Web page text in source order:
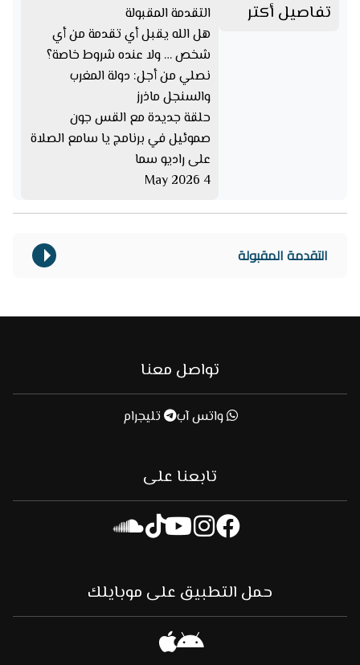
تفاصيل أكتر
التقدمة المقبولة
هل الله يقبل أي تقدمة من أي
شخص … ولا عنده شروط خاصة؟
نصلي من أجل: دولة المغرب
والسنجل ماذرز
حلقة جديدة مع القس جون
صموئيل في برنامج يا سامع الصلاة
على راديو سما
4 May 2026
التقدمة المقبولة
تواصل معنا
واتس آب تليجرام
تابعنا على
حمل التطبيق على موبايلك